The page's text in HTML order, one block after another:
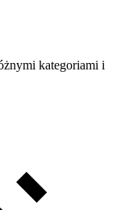
kategoriami i